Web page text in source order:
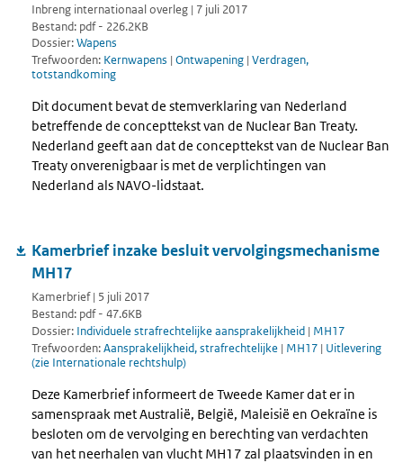
Inbreng internationaal overleg | 7 juli 2017
Bestand: pdf - 226.2KB
Dossier:Wapens
Trefwoorden: Kernwapens | Ontwapening | Verdragen,
totstandkoming
Dit document bevat de stemverklaring van Nederland
betreffende de concepttekst van de Nuclear Ban Treaty.
Nederland geeft aan dat de concepttekst van de Nuclear Ban
Treaty onverenigbaar is met de verplichtingen van
Nederland als NAVO-lidstaat.
Kamerbrief inzake besluit vervolgingsmechanisme
MH17
Kamerbrief | 5 juli 2017
Bestand: pdf - 47.6KB
Dossier: Individuele strafrechtelijke aansprakelijkheid | MH17
Trefwoorden:Aansprakelijkheid, strafrechtelijke | MH17 | Uitlevering
(zie Internationale rechtshulp)
Deze Kamerbrief informeert de Tweede Kamer dat er in
samenspraak met Australië, België, Maleisië en Oekraïne is
besloten om de vervolging en berechting van verdachten
van het neerhalen van vlucht MH17 zal plaatsvinden in en